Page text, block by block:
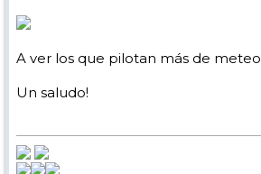
A ver los que pilotan más de
Un saludo!